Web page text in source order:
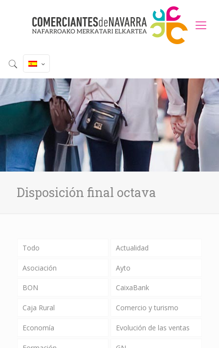
Disposición final octava
Todo Actualidad
Asociación Ayto
BON CaixaBank
Caja Rural Comercio y turismo
Economía Evolución de las ventas